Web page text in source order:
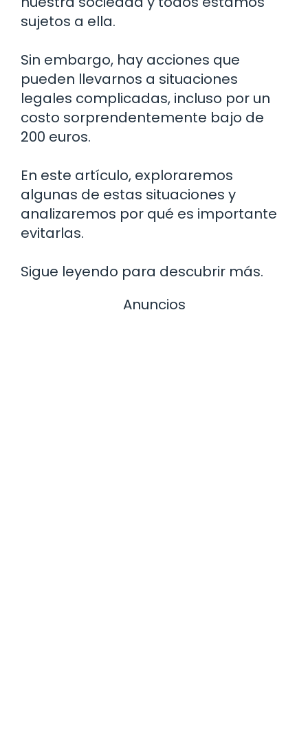
sujetos a ella.
Sin embargo, hay acciones que
pueden llevarnos a situaciones
legales complicadas, incluso por un
costo sorprendentemente bajo de
200 euros.
En este artículo, exploraremos
algunas de estas situaciones y
analizaremos por qué es importante
evitarlas.
Sigue leyendo para descubrir más.
Anuncios